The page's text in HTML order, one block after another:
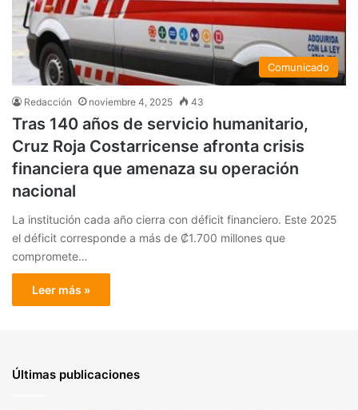
Comunicado
Redacción noviembre 4, 2025 43
Tras 140 años de servicio humanitario,
Cruz Roja Costarricense afronta crisis
financiera que amenaza su operación
nacional
La institución cada año cierra con déficit financiero. Este 2025
el déficit corresponde a más de ₡1.700 millones que
compromete…
Leer más »
Últimas publicaciones